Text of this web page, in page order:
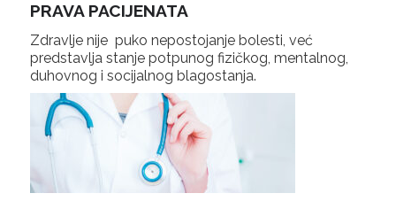
PRAVA PACIJENATA
Zdravlje nije puko nepostojanje bolesti, već
predstavlja stanje potpunog fizičkog, mentalnog,
duhovnog i socijalnog blagostanja.